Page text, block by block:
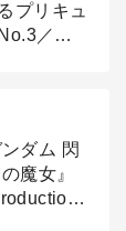
プリキュ
／ア
ダム 閃
魔女』